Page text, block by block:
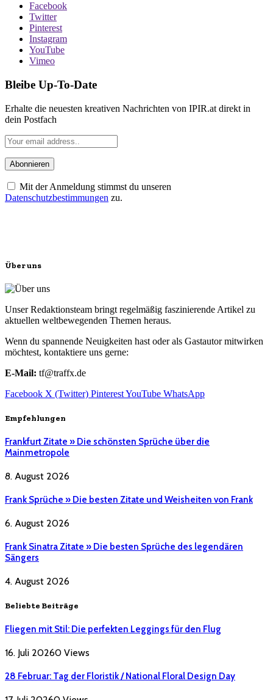
Facebook
Twitter
Pinterest
Instagram
YouTube
Vimeo
Bleibe Up-To-Date
Erhalte die neuesten kreativen Nachrichten von IPIR.at direkt in
dein Postfach
Mit der Anmeldung stimmst du unseren
Datenschutzbestimmungen zu.
Über uns
Unser Redaktionsteam bringt regelmäßig faszinierende Artikel zu
aktuellen weltbewegenden Themen heraus.
Wenn du spannende Neuigkeiten hast oder als Gastautor mitwirken
möchtest, kontaktiere uns gerne:
E-Mail: tf@traffx.de
Facebook X (Twitter) PinterestYouTube WhatsApp
Empfehlungen
Frankfurt Zitate » Die schönsten Sprüche über die
Mainmetropole
8. August 2026
Frank Sprüche » Die besten Zitate und Weisheiten von Frank
6. August 2026
Frank Sinatra Zitate » Die besten Sprüche des legendären
Sängers
4. August 2026
Beliebte Beiträge
Fliegen mit Stil: Die perfekten Leggings für den Flug
16. Juli 20260 Views
28 Februar: Tag der Floristik / National Floral Design Day